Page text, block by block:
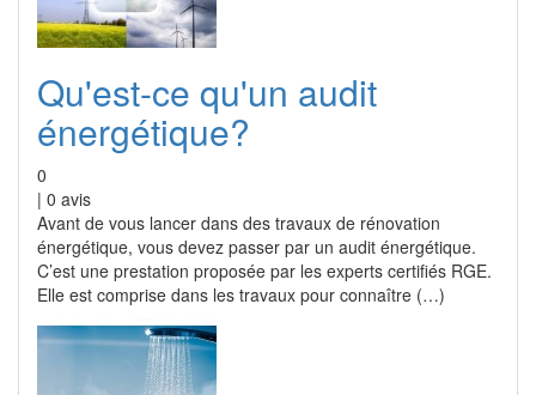
Qu'est-ce qu'un audit
énergétique?
0
| 0 avis
Avant de vous lancer dans des travaux de rénovation
énergétique, vous devez passer par un audit énergétique.
C’est une prestation proposée par les experts certifiés RGE.
Elle est comprise dans les travaux pour connaître (…)